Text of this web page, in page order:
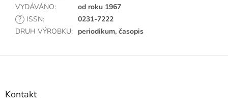
VYDÁVÁNO:
od roku 1967
? ISSN:
0231-7222
DRUH VÝROBKU: periodikum, časopis
Z
Kontakt